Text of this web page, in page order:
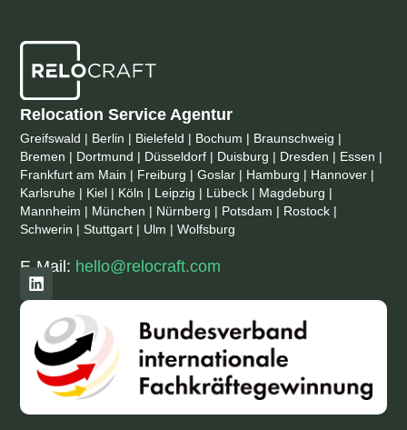
Relocation Service Agentur
Greifswald | Berlin | Bielefeld | Bochum | Braunschweig |
Bremen | Dortmund | Düsseldorf | Duisburg | Dresden | Essen |
Frankfurt am Main | Freiburg | Goslar | Hamburg | Hannover |
Karlsruhe | Kiel | Köln | Leipzig | Lübeck | Magdeburg |
Mannheim | München | Nürnberg | Potsdam | Rostock |
Schwerin | Stuttgart | Ulm | Wolfsburg
E-Mail: hello@relocraft.com